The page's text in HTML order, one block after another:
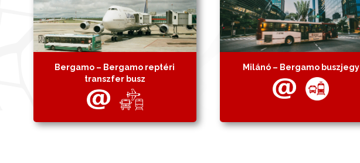
Bergamo – Bergamo reptéri
transzfer busz
Milánó – Bergamo buszjegy